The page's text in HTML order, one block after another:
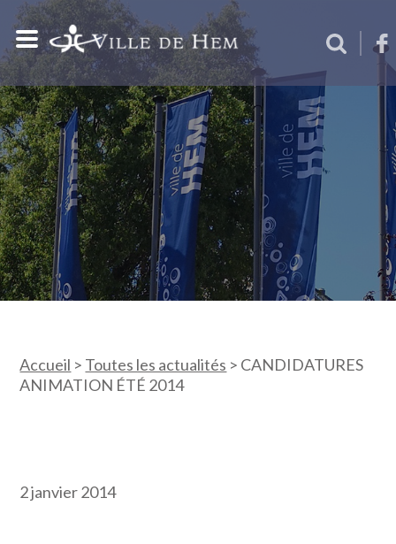
Accueil > Toutes les actualités > CANDIDATURES
ANIMATION ÉTÉ 2014
2 janvier 2014